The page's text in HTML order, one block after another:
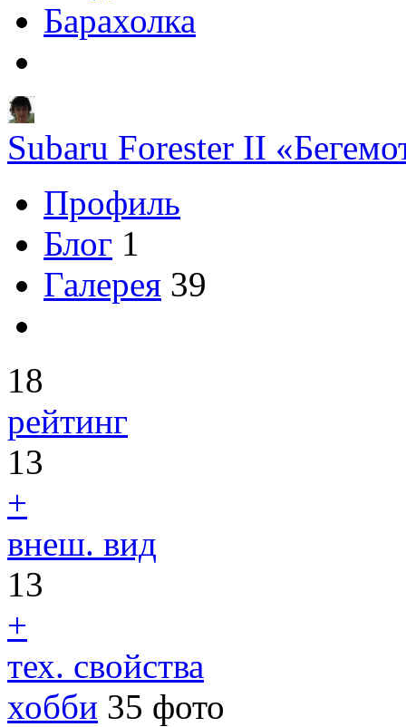
Барахолка
Subaru Forester II
Профиль
Блог 1
Галерея 39
18
рейтинг
13
+
внеш. вид
13
+
тех. свойства
хобби 35 фото